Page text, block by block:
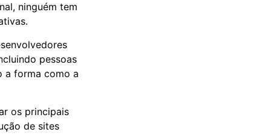
ninguém tem
pessoas
a forma como a
os principais
de sites